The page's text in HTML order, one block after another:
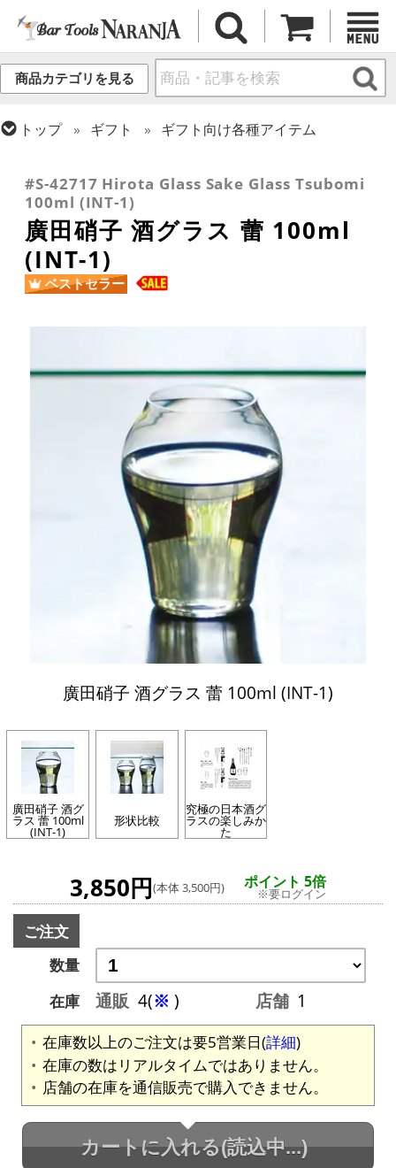
商品カテゴリを見る
トップ ギフト
ギフト向け各種アイテム
その他ブランド
#S-42717 Hirota Glass Sake Glass Tsubomi
100ml (INT-1)
廣田硝子 酒グラス 蕾 100ml
(INT-1)
ベストセラー
廣田硝子 酒グラス 蕾 100ml (INT-1)
廣田硝子 酒グ
ラス 蕾 100ml
(INT-1)
形状比較
究極の日本酒グ
ラスの楽しみか
た
3,850円(本体 3,500円) ポイント 5倍
※要ログイン
ご注文
数量
在庫
通販 4(※ ) 店舗 1
在庫数以上のご注文は要5営業日(詳細)
在庫の数はリアルタイムではありません。
店舗の在庫を通信販売で購入できません。
カートに入れる(読込中...)